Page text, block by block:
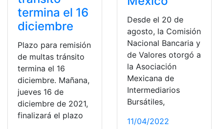
termina el 16
diciembre
Plazo para remisión
de multas tránsito
termina el 16
diciembre. Mañana,
jueves 16 de
diciembre de 2021,
finalizará el plazo
Desde el 20 de
agosto, la Comisión
Nacional Bancaria y
de Valores otorgó a
la Asociación
Mexicana de
Intermediarios
Bursátiles,
11/04/2022